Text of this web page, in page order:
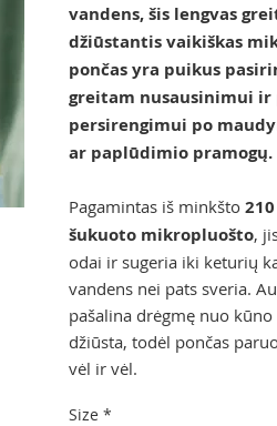
vandens, šis lengvas
džiūstantis vaikiškas
pončas yra puikus
greitam nusausinimui ir
persirengimui po
ar paplūdimio pramogų.
Pagamintas iš minkšto
šukuoto mikropluošto,
odai ir sugeria iki keturių
vandens nei pats sveria.
pašalina drėgmę nuo
džiūsta, todėl pončas
vėl ir vėl.
Size *